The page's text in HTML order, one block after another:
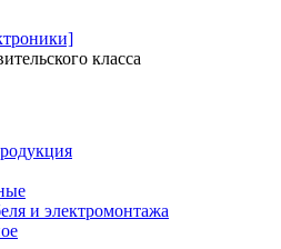
класса
и электромонтажа